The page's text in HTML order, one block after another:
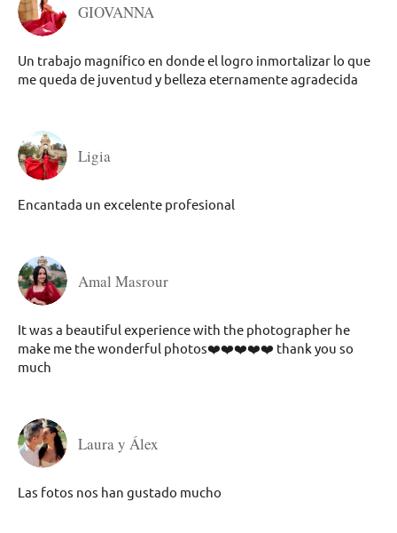
GIOVANNA
Un trabajo magnífico en donde el logro inmortalizar lo que
me queda de juventud y belleza eternamente agradecida
Ligia
Encantada un excelente profesional
Amal Masrour
It was a beautiful experience with the photographer he
make me the wonderful photos❤️❤️❤️❤️❤️ thank you so
much
Laura y Álex
Las fotos nos han gustado mucho